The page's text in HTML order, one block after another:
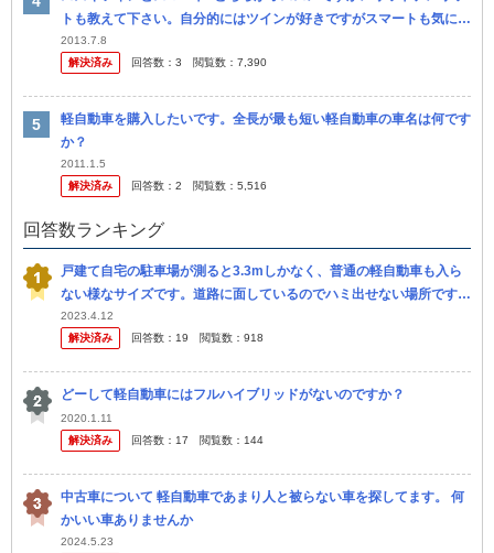
トも教えて下さい。自分的にはツインが好きですがスマートも気にな
ってしまいどちらがいいこれはやめた方 がいいと言うことを教えて
下さい！
2013.7.8
解決済み
回答数： 3 閲覧数： 7,390
軽自動車を購入したいです。全長が最も短い軽自動車の車名は何です
か？
2011.1.5
解決済み
回答数： 2 閲覧数： 5,516
回答数ランキング
戸建て自宅の駐車場が測ると3.3mしかなく、普通の軽自動車も入ら
ない様なサイズです。道路に面しているのでハミ出せない場所です。
幅は2.1mあります。 同居している母と妹は父がメインで止めていた
場...
2023.4.12
解決済み
回答数： 19 閲覧数： 918
どーして軽自動車にはフルハイブリッドがないのですか？
2020.1.11
解決済み
回答数： 17 閲覧数： 144
中古車について 軽自動車であまり人と被らない車を探してます。 何
かいい車ありませんか
2024.5.23